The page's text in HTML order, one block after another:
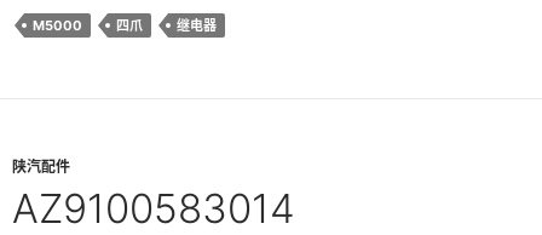
M5000 四爪 继电器
陕汽配件
AZ9100583014